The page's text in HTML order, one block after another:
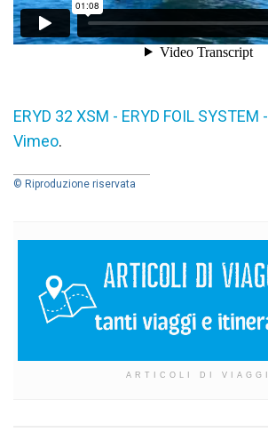
ERYD 32 XSM - ERYD FOIL SYSTEM -
Vimeo.
© Riproduzione riservata
ARTICOLI DI VIAGGI